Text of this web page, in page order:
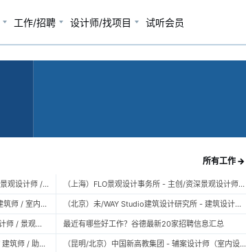
工作/招聘 设计师/找项目 试听会员
所有工作 →
（广州）风物营造 LANDTEK GROUP - 景观设计师 / 植物设计师 / 品牌运营 / 实习生
（上海）空间里建筑设计事务所 – 项目建筑师 / 室内设计师 / 实习生（建筑/室内）
（上海）TOPO Design Group - 景观设计师 / 景观后期设计师 / 景观实习生
（北京）大屿建筑事务所 - 项目建筑师 / 建筑师 / 助理建筑师 / 实习建筑师
（上海）FLO景观设计事务所 - 主创/资深景观设计师 / 景观设计师 / 设计实习生 / 商务行政助理 / 助理施工图设计师
（北京）未/WAY Studio建筑设计研究所 - 建筑设计师 / 助理设计师/初级设计师 / 实习生 / 办公室行政与商务助理
最近有哪些好工作？谷德最新20家招聘信息汇总
（昆明/北京）中国新高教集团 - 辅案设计师（室内设计） / 辅案设计师（景观设计）/ 生活空间组长/教学空间组长 / 平面设计高级经理 / 展陈设计高级经理